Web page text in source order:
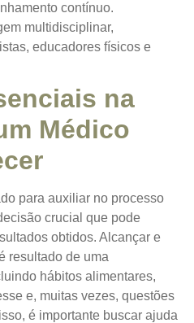
contínuo.
multidisciplinar,
educadores físicos e
na
Médico
para auxiliar no processo
crucial que pode
obtidos. Alcançar e
resultado de uma
hábitos alimentares,
e, muitas vezes, questões
é importante buscar ajuda